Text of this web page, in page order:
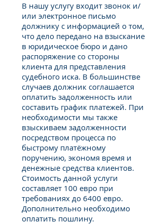
В нашу услугу входит звонок и/
или электронное письмо
должнику с информацией о том,
что дело передано на взыскание
в юридическое бюро и дано
распоряжение со стороны
клиента для представления
судебного иска. В большинстве
случаев должник соглашается
оплатить задолженность или
составить график платежей. При
необходимости мы также
взыскиваем задолженности
посредством процесса по
быстрому платёжному
поручению, экономя время и
денежные средства клиентов.
Стоимость данной услуги
составляет 100 евро при
требованиях до 6400 евро.
Дополнительно необходимо
оплатить пошлину.